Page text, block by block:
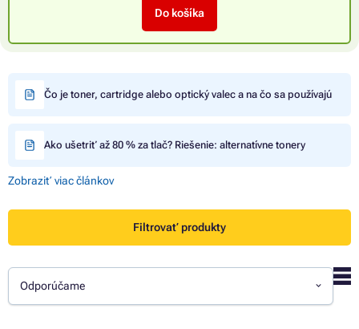
Do košíka
Čo je toner, cartridge alebo optický valec a na čo sa používajú
Ako ušetriť až 80 % za tlač? Riešenie: alternatívne tonery
Zobraziť viac článkov
Filtrovať produkty
Odporúčame